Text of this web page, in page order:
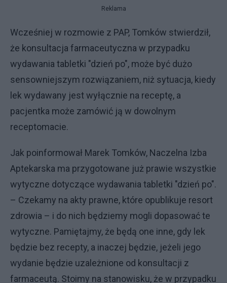
Reklama
Wcześniej w rozmowie z PAP, Tomków stwierdził,
że konsultacja farmaceutyczna w przypadku
wydawania tabletki "dzień po", może być dużo
sensowniejszym rozwiązaniem, niż sytuacja, kiedy
lek wydawany jest wyłącznie na receptę, a
pacjentka może zamówić ją w dowolnym
receptomacie.
Jak poinformował Marek Tomków, Naczelna Izba
Aptekarska ma przygotowane już prawie wszystkie
wytyczne dotyczące wydawania tabletki "dzień po".
– Czekamy na akty prawne, które opublikuje resort
zdrowia – i do nich będziemy mogli dopasować te
wytyczne. Pamiętajmy, że będą one inne, gdy lek
będzie bez recepty, a inaczej będzie, jeżeli jego
wydanie będzie uzależnione od konsultacji z
farmaceutą. Stoimy na stanowisku, że w przypadku